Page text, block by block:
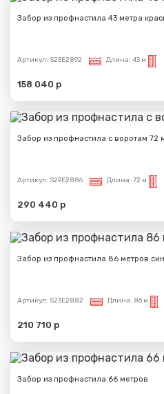
Забор из профнастила 43 метра
Артикул: S23E2892 Длина: 43 м
158 040 р
Забор из профнастила с воротам 72
Артикул: S29E2886 Длина: 72 м
290 440 р
Забор из профнастила 86 метров
Артикул: S23E2882 Длина: 86 м
210 710 р
Забор из профнастила 66 метров